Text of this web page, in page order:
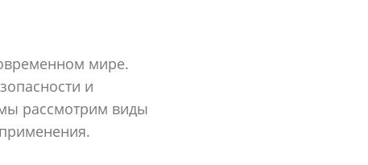
мире.
и
рассмотрим виды